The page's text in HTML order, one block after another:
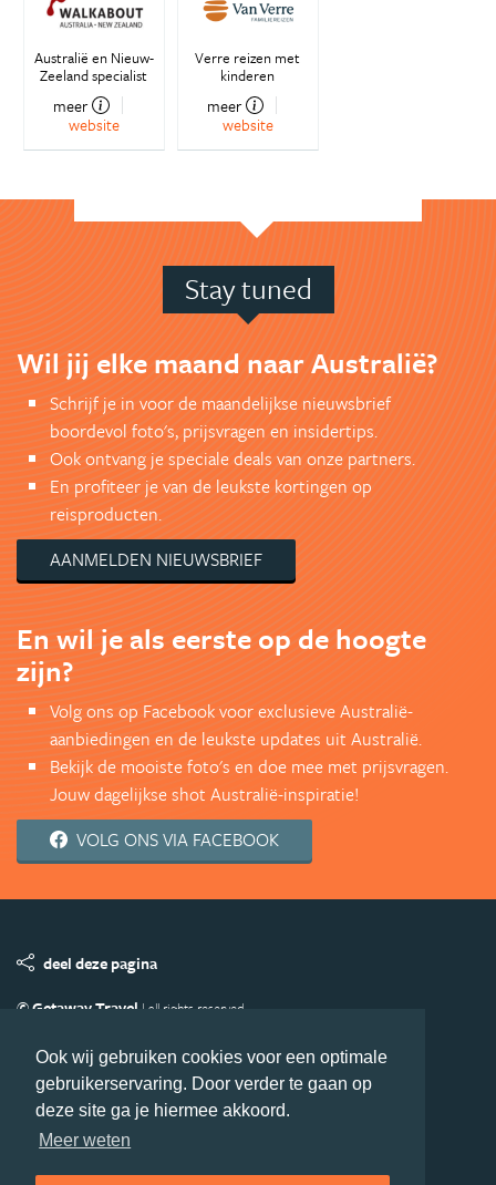
Ook wij gebruiken cookies voor een optimale
gebruikerservaring. Door verder te gaan op
deze site ga je hiermee akkoord.
Meer weten
Australië en Nieuw-
Zeeland specialist
meer
website
Verre reizen met
kinderen
meer
website
Stay tuned
Wil jij elke maand naar Australië?
Schrijf je in voor de maandelijkse nieuwsbrief
boordevol foto's, prijsvragen en insidertips.
Ook ontvang je speciale deals van onze partners.
En profiteer je van de leukste kortingen op
reisproducten.
AANMELDEN NIEUWSBRIEF
En wil je als eerste op de hoogte
zijn?
Volg ons op Facebook voor exclusieve Australië-
aanbiedingen en de leukste updates uit Australië.
Bekijk de mooiste foto's en doe mee met prijsvragen.
Jouw dagelijkse shot Australië-inspiratie!
VOLG ONS VIA FACEBOOK
deel deze pagina
© Getaway Travel | all rights reserved
Copyright
Privacy statement Disclaimer
Cookies
Volg Australie.nl
Nieuwsbrief